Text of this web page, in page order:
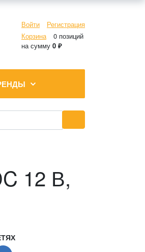
Войти
Регистрация
Корзина
0 позиций
на сумму 0 ₽
12 В,